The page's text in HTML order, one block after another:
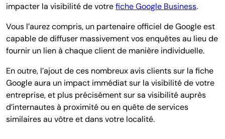
impacter la visibilité de votrefiche Google Business.
Vous l’aurez compris, un partenaire officiel de Google est
capable de diffuser massivement vos enquêtes au lieu de
fournir un lien à chaque client de manière individuelle.
En outre, l’ajout de ces nombreux avis clients sur la fiche
Google aura un impact immédiat sur la visibilité de votre
entreprise, et plus précisément sur sa visibilité auprès
d’internautes à proximité ou en quête de services
similaires au vôtre et dans votre localité.